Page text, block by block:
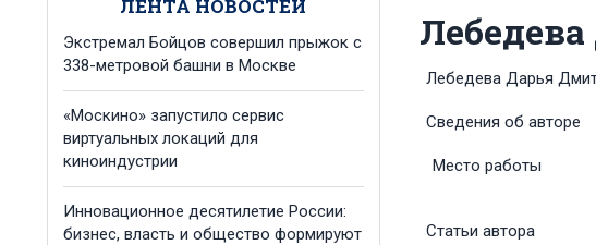
ЛЕНТА НОВОСТЕЙ
Экстремал Бойцов совершил прыжок с
338-метровой башни в Москве
«Москино» запустило сервис
виртуальных локаций для
киноиндустрии
Инновационное десятилетие России:
бизнес, власть и общество формируют
Лебедева Дарья
Сведения об авторе
Место работы
Статьи автора